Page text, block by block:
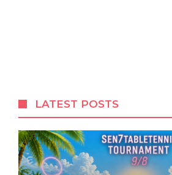
LATEST POSTS